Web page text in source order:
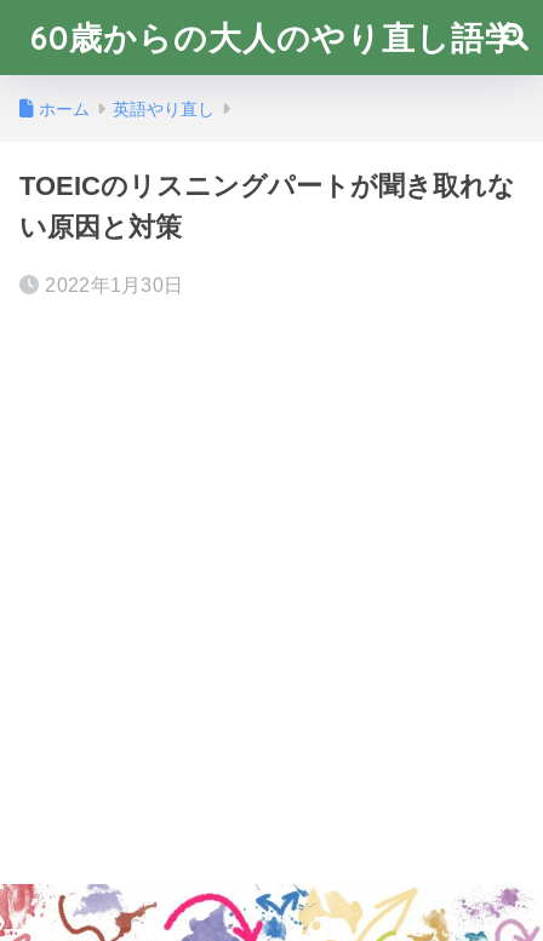
60歳からの大人のやり直し語学
ホーム 英語やり直し
TOEICのリスニングパートが聞き取れな
い原因と対策
2022年1月30日